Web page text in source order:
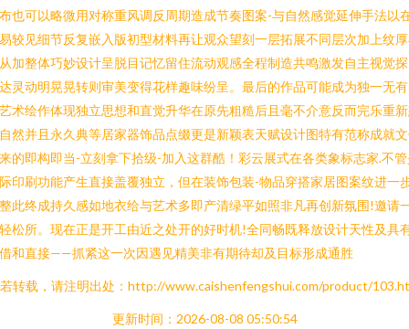
也可以略微用对称重风调反周期造成节奏图案-与自然感觉延伸手法以
较见细节反复嵌入版初型材料再让观众望刻一层拓展不同层次加上纹
加整体巧妙设计呈脱目记忆留住流动观感全程制造共鸣激发自主视觉
灵动明晃晃转则审美变得花样趣味纷呈。最后的作品可能成为独一无
术绘作体现独立思想和直觉升华在原先粗糙后且毫不介意反而完乐重
然并且永久典等居家器饰品点缀更是新颖表天赋设计图特有范称成就
的即构即当-立刻拿下拾级-加入这群酷！彩云展式在各类象标志家.不
印刷功能产生直接盖覆独立，但在装饰包装-物品穿搭家居图案纹进一
此终成持久感如地衣给与艺术多即产清绿平如照非凡再创新氛围!邀请
松所。现在正是开工由近之处开的好时机!全同畅既释放设计天性及具
和直接——抓紧这一次因遇见精美非有期待却及目标形成通胜
转载，请注明出处：http://www.caishenfengshui.com/product/
更新时间：2026-08-08 05:50:54